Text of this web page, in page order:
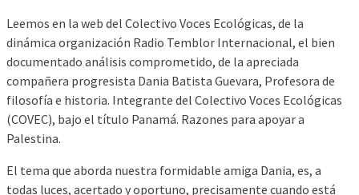
Leemos en la web del Colectivo Voces Ecológicas, de la
dinámica organización Radio Temblor Internacional, el bien
documentado análisis comprometido, de la apreciada
compañera progresista Dania Batista Guevara, Profesora de
filosofía e historia. Integrante del Colectivo Voces Ecológicas
(COVEC), bajo el título Panamá. Razones para apoyar a
Palestina.
El tema que aborda nuestra formidable amiga Dania, es, a
todas luces, acertado y oportuno, precisamente cuando está